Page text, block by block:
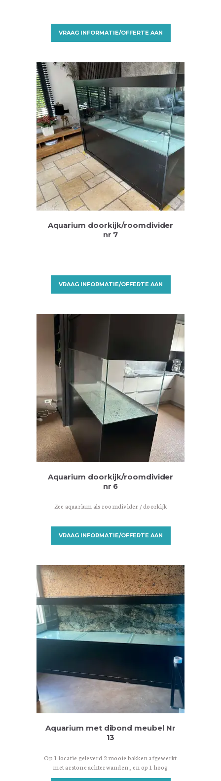
VRAAG INFORMATIE/OFFERTE AAN
Aquarium doorkijk/roomdivider
nr 7
VRAAG INFORMATIE/OFFERTE AAN
Aquarium doorkijk/roomdivider
nr 6
Zee aquarium als roomdivider / doorkijk
VRAAG INFORMATIE/OFFERTE AAN
Aquarium met dibond meubel Nr
13
Op 1 locatie geleverd 2 mooie bakken afgewerkt
met arstone achterwanden , en op 1 hoog
afgeleverd met lift.